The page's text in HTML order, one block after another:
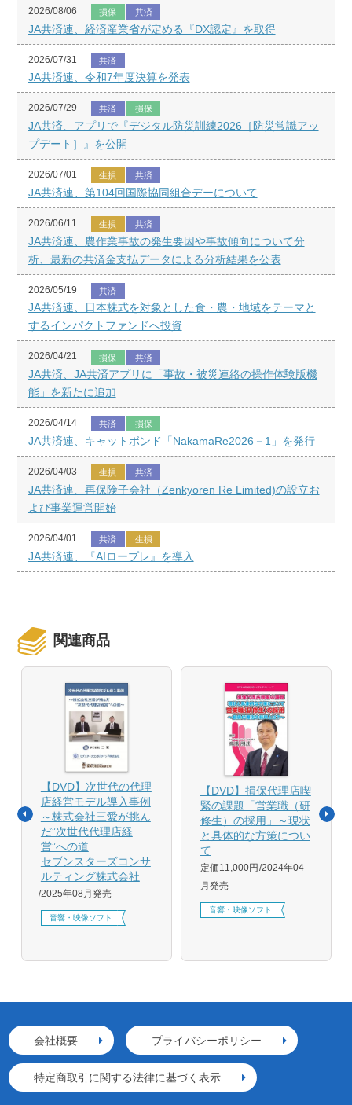
2026/08/06 損保 共済
JA共済連、経済産業省が定める『DX認定』を取得
2026/07/31 共済
JA共済連、令和7年度決算を発表
2026/07/29 共済 損保
JA共済、アプリで『デジタル防災訓練2026［防災常識アッ
プデート］』を公開
2026/07/01 生損 共済
JA共済連、第104回国際協同組合デーについて
2026/06/11 生損 共済
JA共済連、農作業事故の発生要因や事故傾向について分
析、最新の共済金支払データによる分析結果を公表
2026/05/19 共済
JA共済連、日本株式を対象とした食・農・地域をテーマと
するインパクトファンドへ投資
2026/04/21 損保 共済
JA共済、JA共済アプリに「事故・被災連絡の操作体験版機
能」を新たに追加
2026/04/14 共済 損保
JA共済連、キャットボンド「NakamaRe2026－1」を発行
2026/04/03 生損 共済
JA共済連、再保険子会社（Zenkyoren Re Limited)の設立お
よび事業運営開始
2026/04/01 共済 生損
JA共済連、『AIロープレ』を導入
関連商品
【DVD】次世代の代理
店経営モデル導入事例
～株式会社三愛が挑ん
だ”次世代代理店経
営”への道
セブンスターズコンサ
ルティング株式会社
2025年08月発売
音響・映像ソフト
【DVD】損保代理店喫
緊の課題「営業職（研
修生）の採用」～現状
と具体的な方策につい
て
定価11,000円 2024年04
月発売
音響・映像ソフト
会社概要 プライバシーポリシー
特定商取引に関する法律に基づく表示